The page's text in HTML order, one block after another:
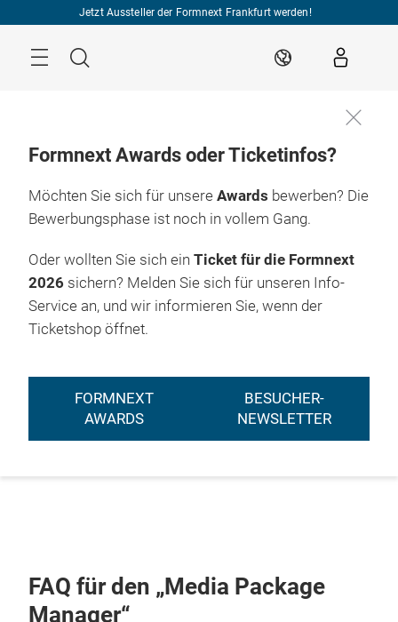
Jetzt Aussteller der Formnext Frankfurt werden!
Suche DE
Formnext Awards oder Ticketinfos?
Möchten Sie sich für unsere Awards bewerben? Die
Bewerbungsphase ist noch in vollem Gang.
Oder wollten Sie sich ein Ticket für die Formnext
2026 sichern? Melden Sie sich für unseren Info-
Service an, und wir informieren Sie, wenn der
Ticketshop öffnet.
FORMNEXT
AWARDS
BESUCHER-
NEWSLETTER
FAQ für den „Media Package
Manager“